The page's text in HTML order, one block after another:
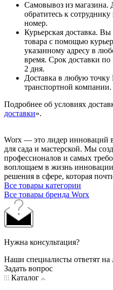
Самовывоз из магазина.
обратитесь к
номер.
Курьерская доставка. Вы
товара с помощью
указанному адресу в
время. Срок доставки по
2 дня.
Доставка в любую
транспортной компании.
Подробнее об условиях
доставки».
Worx — это лидер инноваций
для сада и мастерcкой. Мы
профессионалов и самых
воплощаем в жизнь
решения в сфере, которая
Все товары категории
Все товары бренда Worx
Нужна консультация?
Наши специалисты ответят
Задать вопрос
Каталог